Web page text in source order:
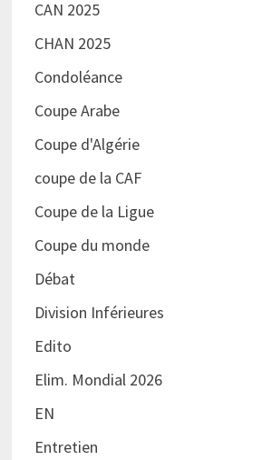
CAN 2025
CHAN 2025
Condoléance
Coupe Arabe
Coupe d'Algérie
coupe de la CAF
Coupe de la Ligue
Coupe du monde
Débat
Division Inférieures
Edito
Elim. Mondial 2026
EN
Entretien